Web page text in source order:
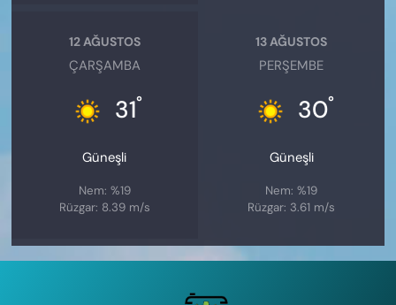
12 AĞUSTOS
ÇARŞAMBA
31°
Güneşli
Nem: %19
Rüzgar: 8.39 m/s
13 AĞUSTOS
PERŞEMBE
30°
Güneşli
Nem: %19
Rüzgar: 3.61 m/s